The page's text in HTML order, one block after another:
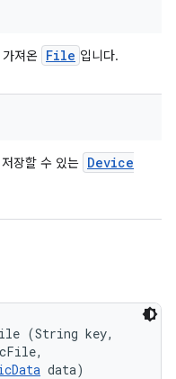
져온 File 입니다.
장할 수 있는 Device
(String key,
data)